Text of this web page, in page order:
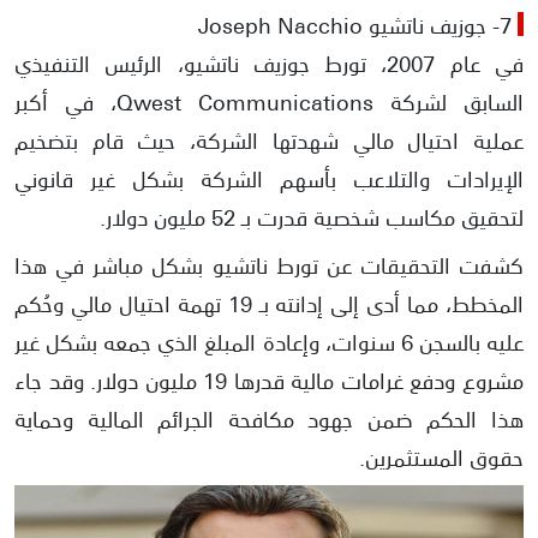
7- جوزيف ناتشيو Joseph Nacchio
في عام 2007، تورط جوزيف ناتشيو، الرئيس التنفيذي
السابق لشركة Qwest Communications، في أكبر
عملية احتيال مالي شهدتها الشركة، حيث قام بتضخيم
الإيرادات والتلاعب بأسهم الشركة بشكل غير قانوني
لتحقيق مكاسب شخصية قدرت بـ 52 مليون دولار.
كشفت التحقيقات عن تورط ناتشيو بشكل مباشر في هذا
المخطط، مما أدى إلى إدانته بـ 19 تهمة احتيال مالي وحُكم
عليه بالسجن 6 سنوات، وإعادة المبلغ الذي جمعه بشكل غير
مشروع ودفع غرامات مالية قدرها 19 مليون دولار. وقد جاء
هذا الحكم ضمن جهود مكافحة الجرائم المالية وحماية
حقوق المستثمرين.